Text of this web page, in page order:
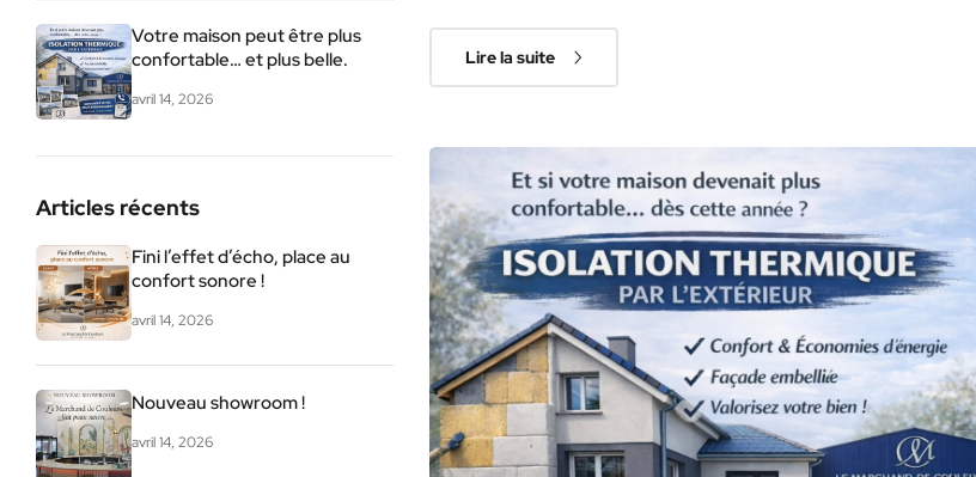
Votre maison peut être plus
confortable… et plus belle.
avril 14, 2026
Articles récents
Fini l’effet d’écho, place au
confort sonore !
avril 14, 2026
Nouveau showroom !
avril 14, 2026
Lire la suite